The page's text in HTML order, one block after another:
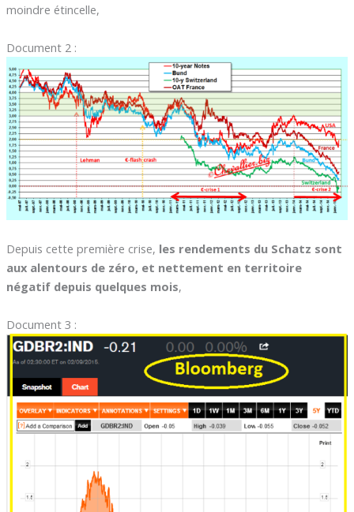
moindre étincelle,
Document 2 :
Depuis cette première crise, les rendements du Schatz sont
aux alentours de zéro, et nettement en territoire
négatif depuis quelques mois,
Document 3 :